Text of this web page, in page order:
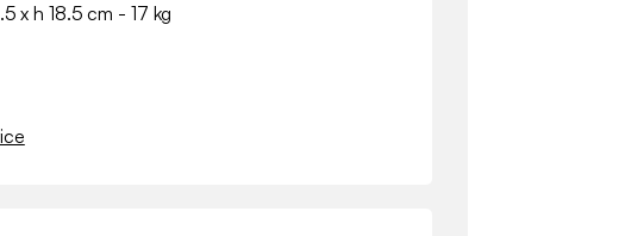
x h 18.5 cm - 17 kg